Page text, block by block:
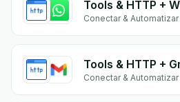
Tools & HTTP +
Conectar & Automatizar
Tools & HTTP +
Conectar & Automatizar